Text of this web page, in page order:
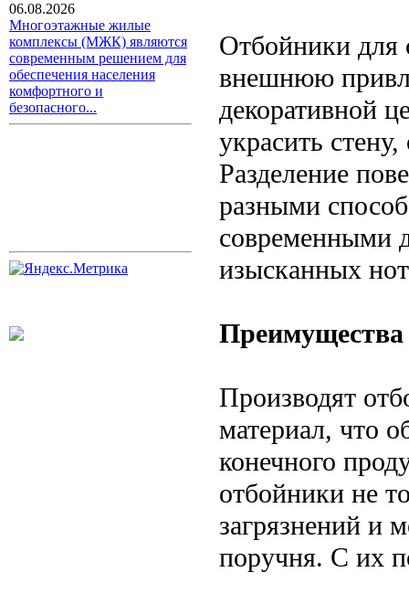
06.08.2026
Многоэтажные жилые
комплексы (МЖК) являются
современным решением для
обеспечения населения
комфортного и
безопасного...
Отбойники для
внешнюю
декоративной
украсить
Разделение
разными
современными
изысканных
Преимущества
Производят
материал, что
конечного
отбойники не
загрязнений и
поручня. С их